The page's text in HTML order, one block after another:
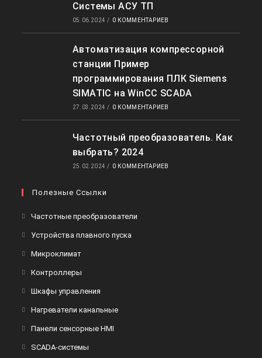
Системы АСУ ТП
05.06.2024 / 0 КОММЕНТАРИЕВ
Автоматизация компрессорной
станции Пример
программирования ПЛК Siemens
SIMATIC на WinCC SCADA
27.03.2024 / 0 КОММЕНТАРИЕВ
Частотный преобразователь. Как
выбрать? 2024
25.02.2024 / 0 КОММЕНТАРИЕВ
Полезные Ссылки
Частотные преобразователи
Устройства плавного пуска
МикроклиматОткроется
вкладке
Контроллеры
вкладке
Шкафы управления
вкладке
Нагреватели канальныеОткроется
Панели сенсорные HMI
SCADA-системы